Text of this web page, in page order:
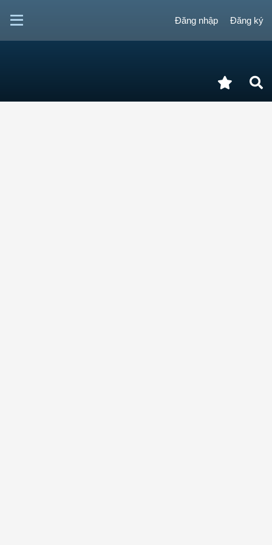
Đăng nhập Đăng ký